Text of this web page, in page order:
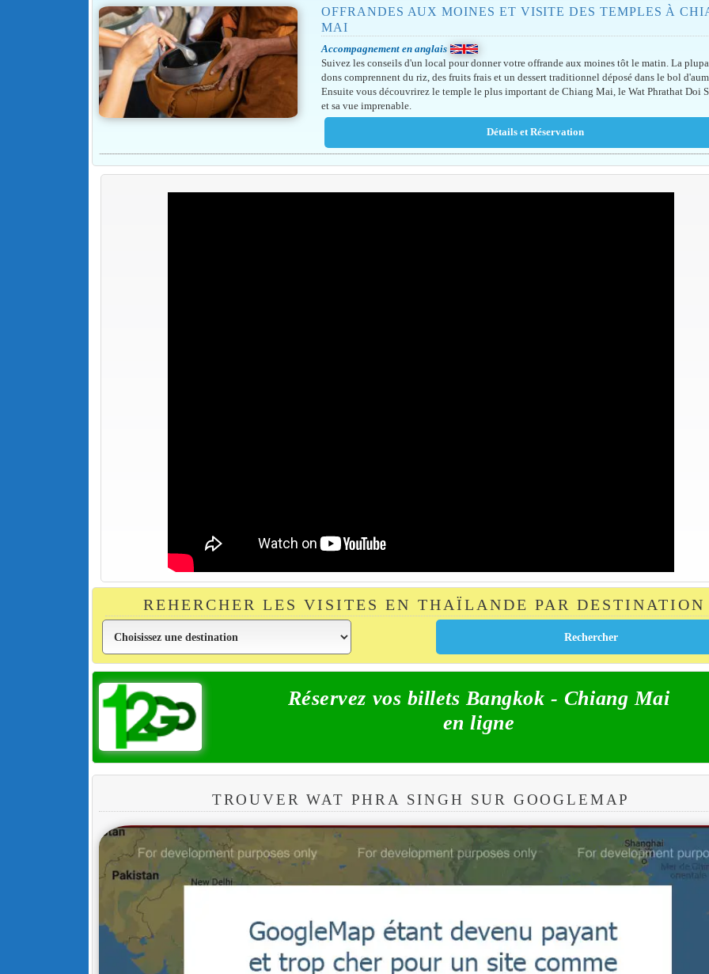
OFFRANDES AUX MOINES ET VISITE DES TEMPLES À
MAI
Accompagnement en anglais
Suivez les conseils d'un local pour donner votre offrande aux moines tôt le matin. La
dons comprennent du riz, des fruits frais et un dessert traditionnel déposé dans le bol
Ensuite vous découvrirez le temple le plus important de Chiang Mai, le Wat Phrathat Doi
et sa vue imprenable.
REHERCHER LES VISITES EN THAÏLANDE PAR DESTINATION
Réservez vos billets Bangkok - Chiang Mai
en ligne
TROUVER WAT PHRA SINGH SUR GOOGLEMAP